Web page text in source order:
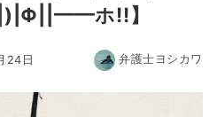
ホ!!】
24日 弁護士ヨシカワ